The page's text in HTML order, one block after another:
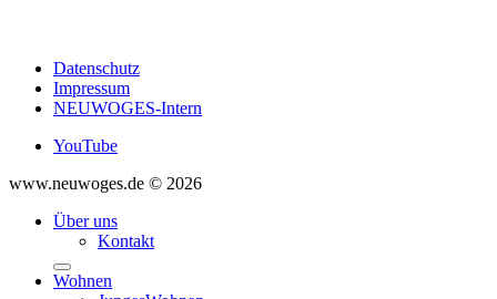
Datenschutz
Impressum
NEUWOGES-Intern
YouTube
www.neuwoges.de © 2026
Über uns
Kontakt
Wohnen